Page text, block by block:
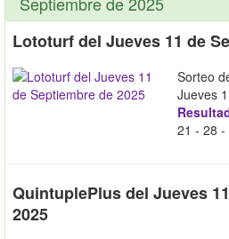
Lototurf del Jueves 11 de
Sorteo
Jueves
21 - 28 -
QuintuplePlus del Jueves
2025